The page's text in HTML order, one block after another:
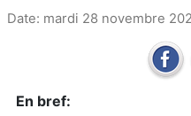
Date: mardi 28 novembre
En bref: